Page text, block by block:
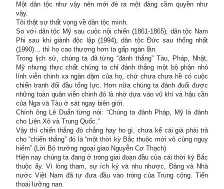
Một dân tộc như vậy nên mới đẻ ra một đảng cầm quyền như
vậy.
Tôi thật sự thất vọng về dân tộc mình.
So với dân tộc Mỹ sau cuộc nội chiến (1861-1865), dân tộc Nam
Phi sau khi giành độc lập (1994), dân tộc Đức sau thống nhất
(1990)… thì họ cao thượng hơn ta gấp ngàn lần.
Trong lịch sử, chúng ta đã từng “đánh thắng” Tàu, Pháp, Nhật,
Mỹ nhưng thực chất chúng ta chỉ đánh thắng một bộ phận nhỏ
lính viễn chinh xa ngàn dặm của họ, chứ chưa chưa hề có cuộc
chiến tranh đối đầu tổng lực. Hơn nữa chúng ta đánh đuổi được
những toán quân viễn chinh đó là nhờ dựa vào vũ khí và hậu cần
của Nga và Tàu ở sát ngay biên giới.
Chính ông Lê Duẩn từng nói: “Chúng ta đánh Pháp, Mỹ là đánh
cho Liên Xô và Trung Quốc.”
Vậy thì chiến thắng đó chẳng hay ho gì, chưa kể cái giá phải trả
cho “chiến thắng” đó là “một thời kỳ Bắc thuộc mới vô cùng nguy
hiểm” (Lời Bộ trưởng ngoại giao Nguyễn Cơ Thạch)
Hiện nay chúng ta đang ở trong giai đoạn đầu của cái thời kỳ Bắc
thuộc ấy. Vì lòng tham, sự ích kỷ và nhu nhược, Đảng và Nhà
nước Việt Nam đã tự đưa đầu vào tròng của Trung cộng. Tiến
thoái lưỡng nan.